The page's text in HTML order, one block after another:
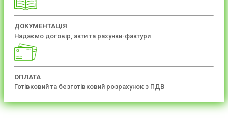
ДОКУМЕНТАЦІЯ
Надаємо договір, акти та рахунки-фактури
ОПЛАТА
Готівковий та безготівковий розрахунок з ПДВ